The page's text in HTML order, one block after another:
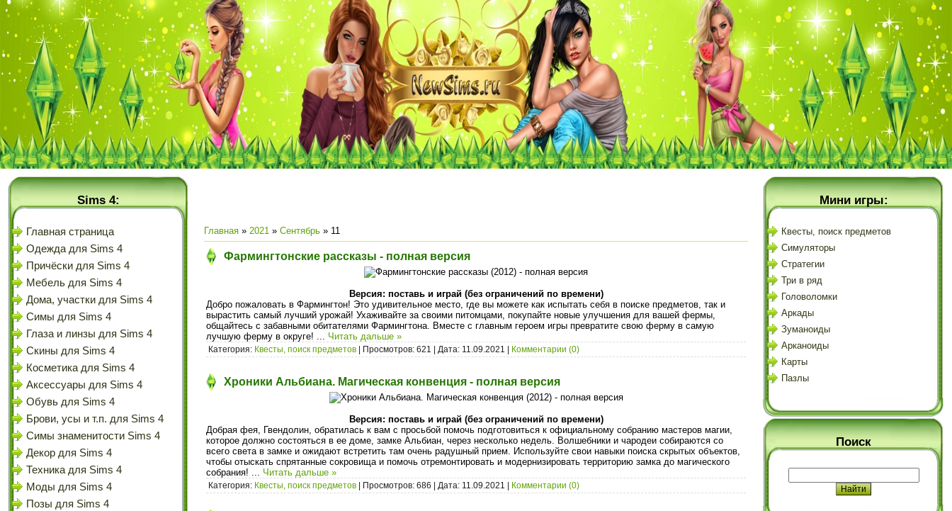
Sims 4:
Главная страница
Одежда для Sims 4
Причёски для Sims 4
Мебель для Sims 4
Дома, участки для Sims 4
Симы для Sims 4
Глаза и линзы для Sims 4
Скины для Sims 4
Косметика для Sims 4
Аксессуары для Sims 4
Обувь для Sims 4
Брови, усы и т.п. для Sims 4
Симы знаменитости Sims 4
Декор для Sims 4
Техника для Sims 4
Моды для Sims 4
Позы для Sims 4
Главная » 2021 » Сентябрь » 11
Фармингтонские рассказы - полная версия
Версия: поставь и играй (без ограничений по времени)
Добро пожаловать в Фармингтон! Это удивительное место, где вы можете как испытать себя в поиске предметов, так и
вырастить самый лучший урожай! Ухаживайте за своими питомцами, покупайте новые улучшения для вашей фермы,
общайтесь с забавными обитателями Фармингтона. Вместе с главным героем игры превратите свою ферму в самую
лучшую ферму в округе! ... Читать дальше »
Категория: Квесты, поиск предметов | Просмотров: 621 | Дата: 11.09.2021 Комментарии (0)
Хроники Альбиана. Магическая конвенция - полная версия
Версия: поставь и играй (без ограничений по времени)
Добрая фея, Гвендолин, обратилась к вам с просьбой помочь подготовиться к официальному собранию мастеров магии,
которое должно состояться в ее доме, замке Альбиан, через несколько недель. Волшебники и чародеи собираются со
всего света в замке и ожидают встретить там очень радушный прием. Используйте свои навыки поиска скрытых объектов,
чтобы отыскать спрятанные сокровища и помочь отремонтировать и модернизировать территорию замка до магического
собрания! ... Читать дальше »
Категория: Квесты, поиск предметов | Просмотров: 686 | Дата: 11.09.2021 Комментарии (0)
Мини игры:
Квесты, поиск предметов
Симуляторы
Стратегии
Три в ряд
Головоломки
Аркады
Зуманоиды
Арканоиды
Карты
Пазлы
Поиск